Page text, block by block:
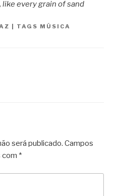
every grain of sand
| TAGS MÚSICA
será publicado. Campos
com *